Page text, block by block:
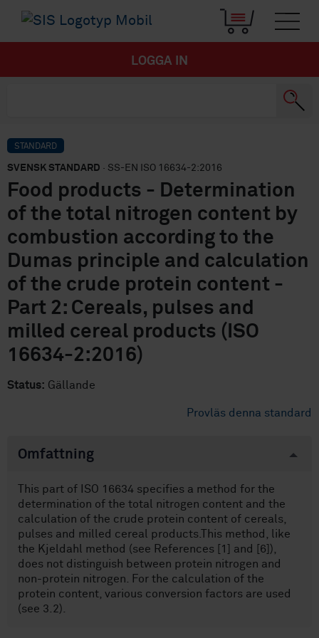
LOGGA IN
STANDARD
SVENSK STANDARD · SS-EN ISO 16634-2:2016
Food products - Determination
of the total nitrogen content by
combustion according to the
Dumas principle and calculation
of the crude protein content -
Part 2: Cereals, pulses and
milled cereal products (ISO
16634-2:2016)
Status: Gällande
Provläs denna standard
Omfattning
This part of ISO 16634 specifies a method for the
determination of the total nitrogen content and the
calculation of the crude protein content of cereals,
pulses and milled cereal products.This method, like
the Kjeldahl method (see References [1] and [6]),
does not distinguish between protein nitrogen and
non-protein nitrogen. For the calculation of the
protein content, various conversion factors are used
(see 3.2).